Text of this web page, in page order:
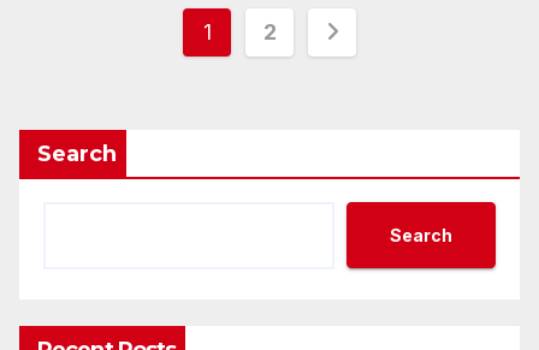
Posts
1 2
Search
Search